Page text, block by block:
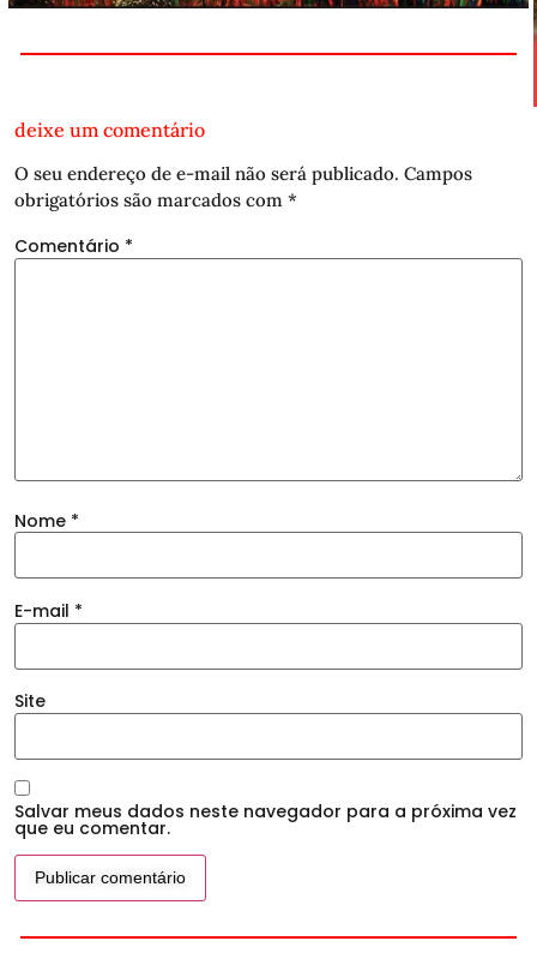
deixe um comentário
O seu endereço de e-mail não será publicado. Campos
obrigatórios são marcados com *
Comentário *
Nome *
E-mail *
Site
Salvar meus dados neste navegador para a próxima vez
que eu comentar.